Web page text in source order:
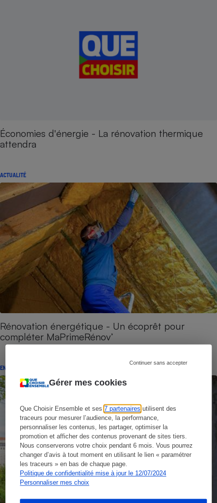
Gérer mes cookies
Que Choisir Ensemble et ses7 partenaires utilisent des
traceurs pour mesurer l’audience, la performance,
personnaliser les contenus, les partager, optimiser la
promotion et afficher des contenus provenant de sites tiers.
Nous conserverons votre choix pendant 6 mois. Vous pourrez
changer d’avis à tout moment en utilisant le lien « paramétrer
les traceurs » en bas de chaque page.
Politique de confidentialité mise à jour le 12/07/2024
Personnaliser mes choix
Continuer sans accepter
Économies d'énergie - La rénovation thermique
attendra
ACTUALITÉ
Rénovation énergétique - Un écoprêt pour
compléter MaPrimeRénov’
ENQUÊTE